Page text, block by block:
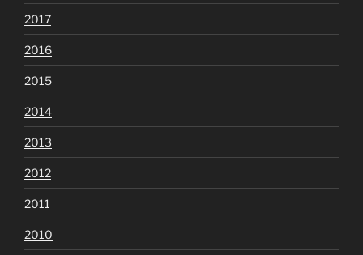
2017
2016
2015
2014
2013
2012
2011
2010